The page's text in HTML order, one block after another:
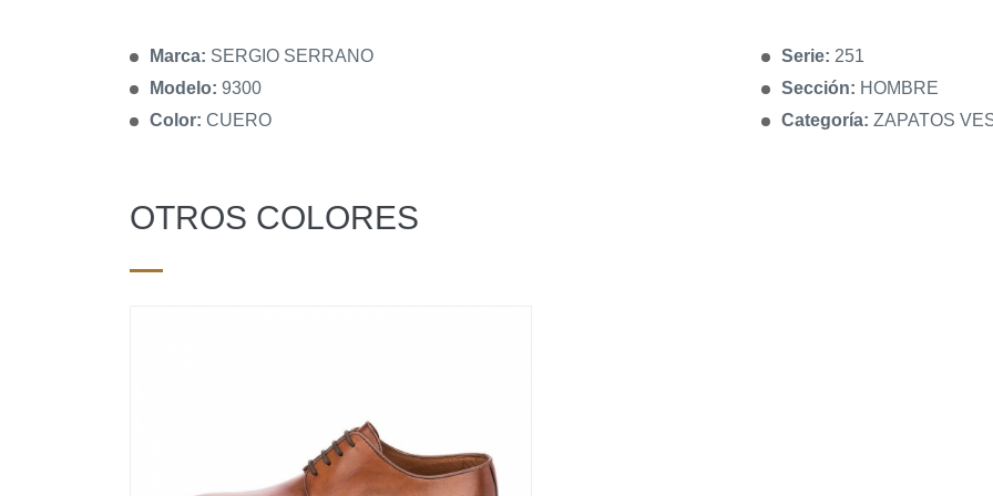
Marca: SERGIO SERRANO
Modelo: 9300
Color: CUERO
Serie: 251
Sección: HOMBRE
Categoría: ZAPATOS
OTROS COLORES